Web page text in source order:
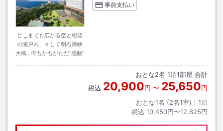
どこまでも広がる空と紺碧
の瀬戸内、そして明石海峡
大橋…何もかもがただ“感動”
事前支払い
おとな2名 1泊1部屋 合計
税込 20,900円 〜 25,650円
おとな1名 (2名1室)｜ 1泊
税込 10,450円〜12,825円